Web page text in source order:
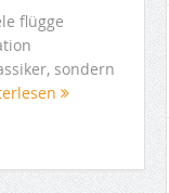
flügge
sondern